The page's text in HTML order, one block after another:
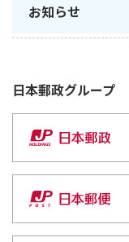
各種サービス
かんぽプラチ
ご契約のしお
保険用語集
お問い合わせ
すこやか健康ラ
ラジオ体操・
ラジオ体操ポ
お客さまの声
お知らせ
日本郵政グループ